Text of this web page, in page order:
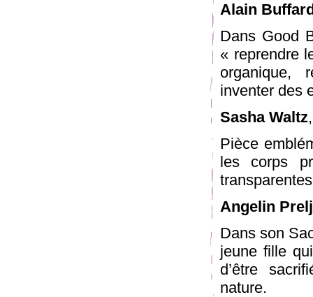
Alain
Dans Good
« reprendre
organique,
inventer des
Sasha Waltz
Pièce
les corps
Angelin
Dans son
jeune fille
d’être
nature.